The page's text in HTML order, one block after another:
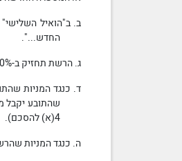
ב. ב"הואיל
החדש...".
ג. הרשת תחזיק ב-80%
ד. כנגד המניות
4(א) להסכם).
ה. כנגד המניות